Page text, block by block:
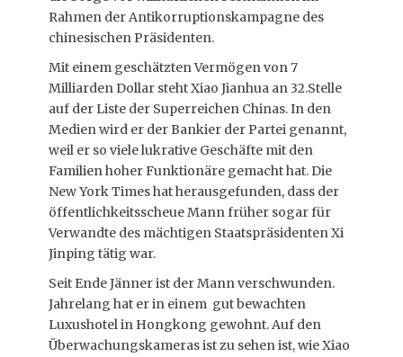
Rahmen der Antikorruptionskampagne des
chinesischen Präsidenten.
Mit einem geschätzten Vermögen von 7
Milliarden Dollar steht Xiao Jianhua an 32.Stelle
auf der Liste der Superreichen Chinas. In den
Medien wird er der Bankier der Partei genannt,
weil er so viele lukrative Geschäfte mit den
Familien hoher Funktionäre gemacht hat. Die
New York Times hat herausgefunden, dass der
öffentlichkeitsscheue Mann früher sogar für
Verwandte des mächtigen Staatspräsidenten Xi
Jinping tätig war.
Seit Ende Jänner ist der Mann verschwunden.
Jahrelang hat er in einem gut bewachten
Luxushotel in Hongkong gewohnt. Auf den
Überwachungskameras ist zu sehen ist, wie Xiao